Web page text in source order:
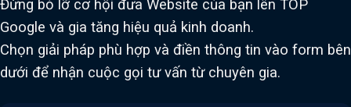
Đừng bỏ lỡ cơ hội đưa Website của bạn lên TOP
Google và gia tăng hiệu quả kinh doanh.
Chọn giải pháp phù hợp và điền thông tin vào form bên
dưới để nhận cuộc gọi tư vấn từ chuyên gia.